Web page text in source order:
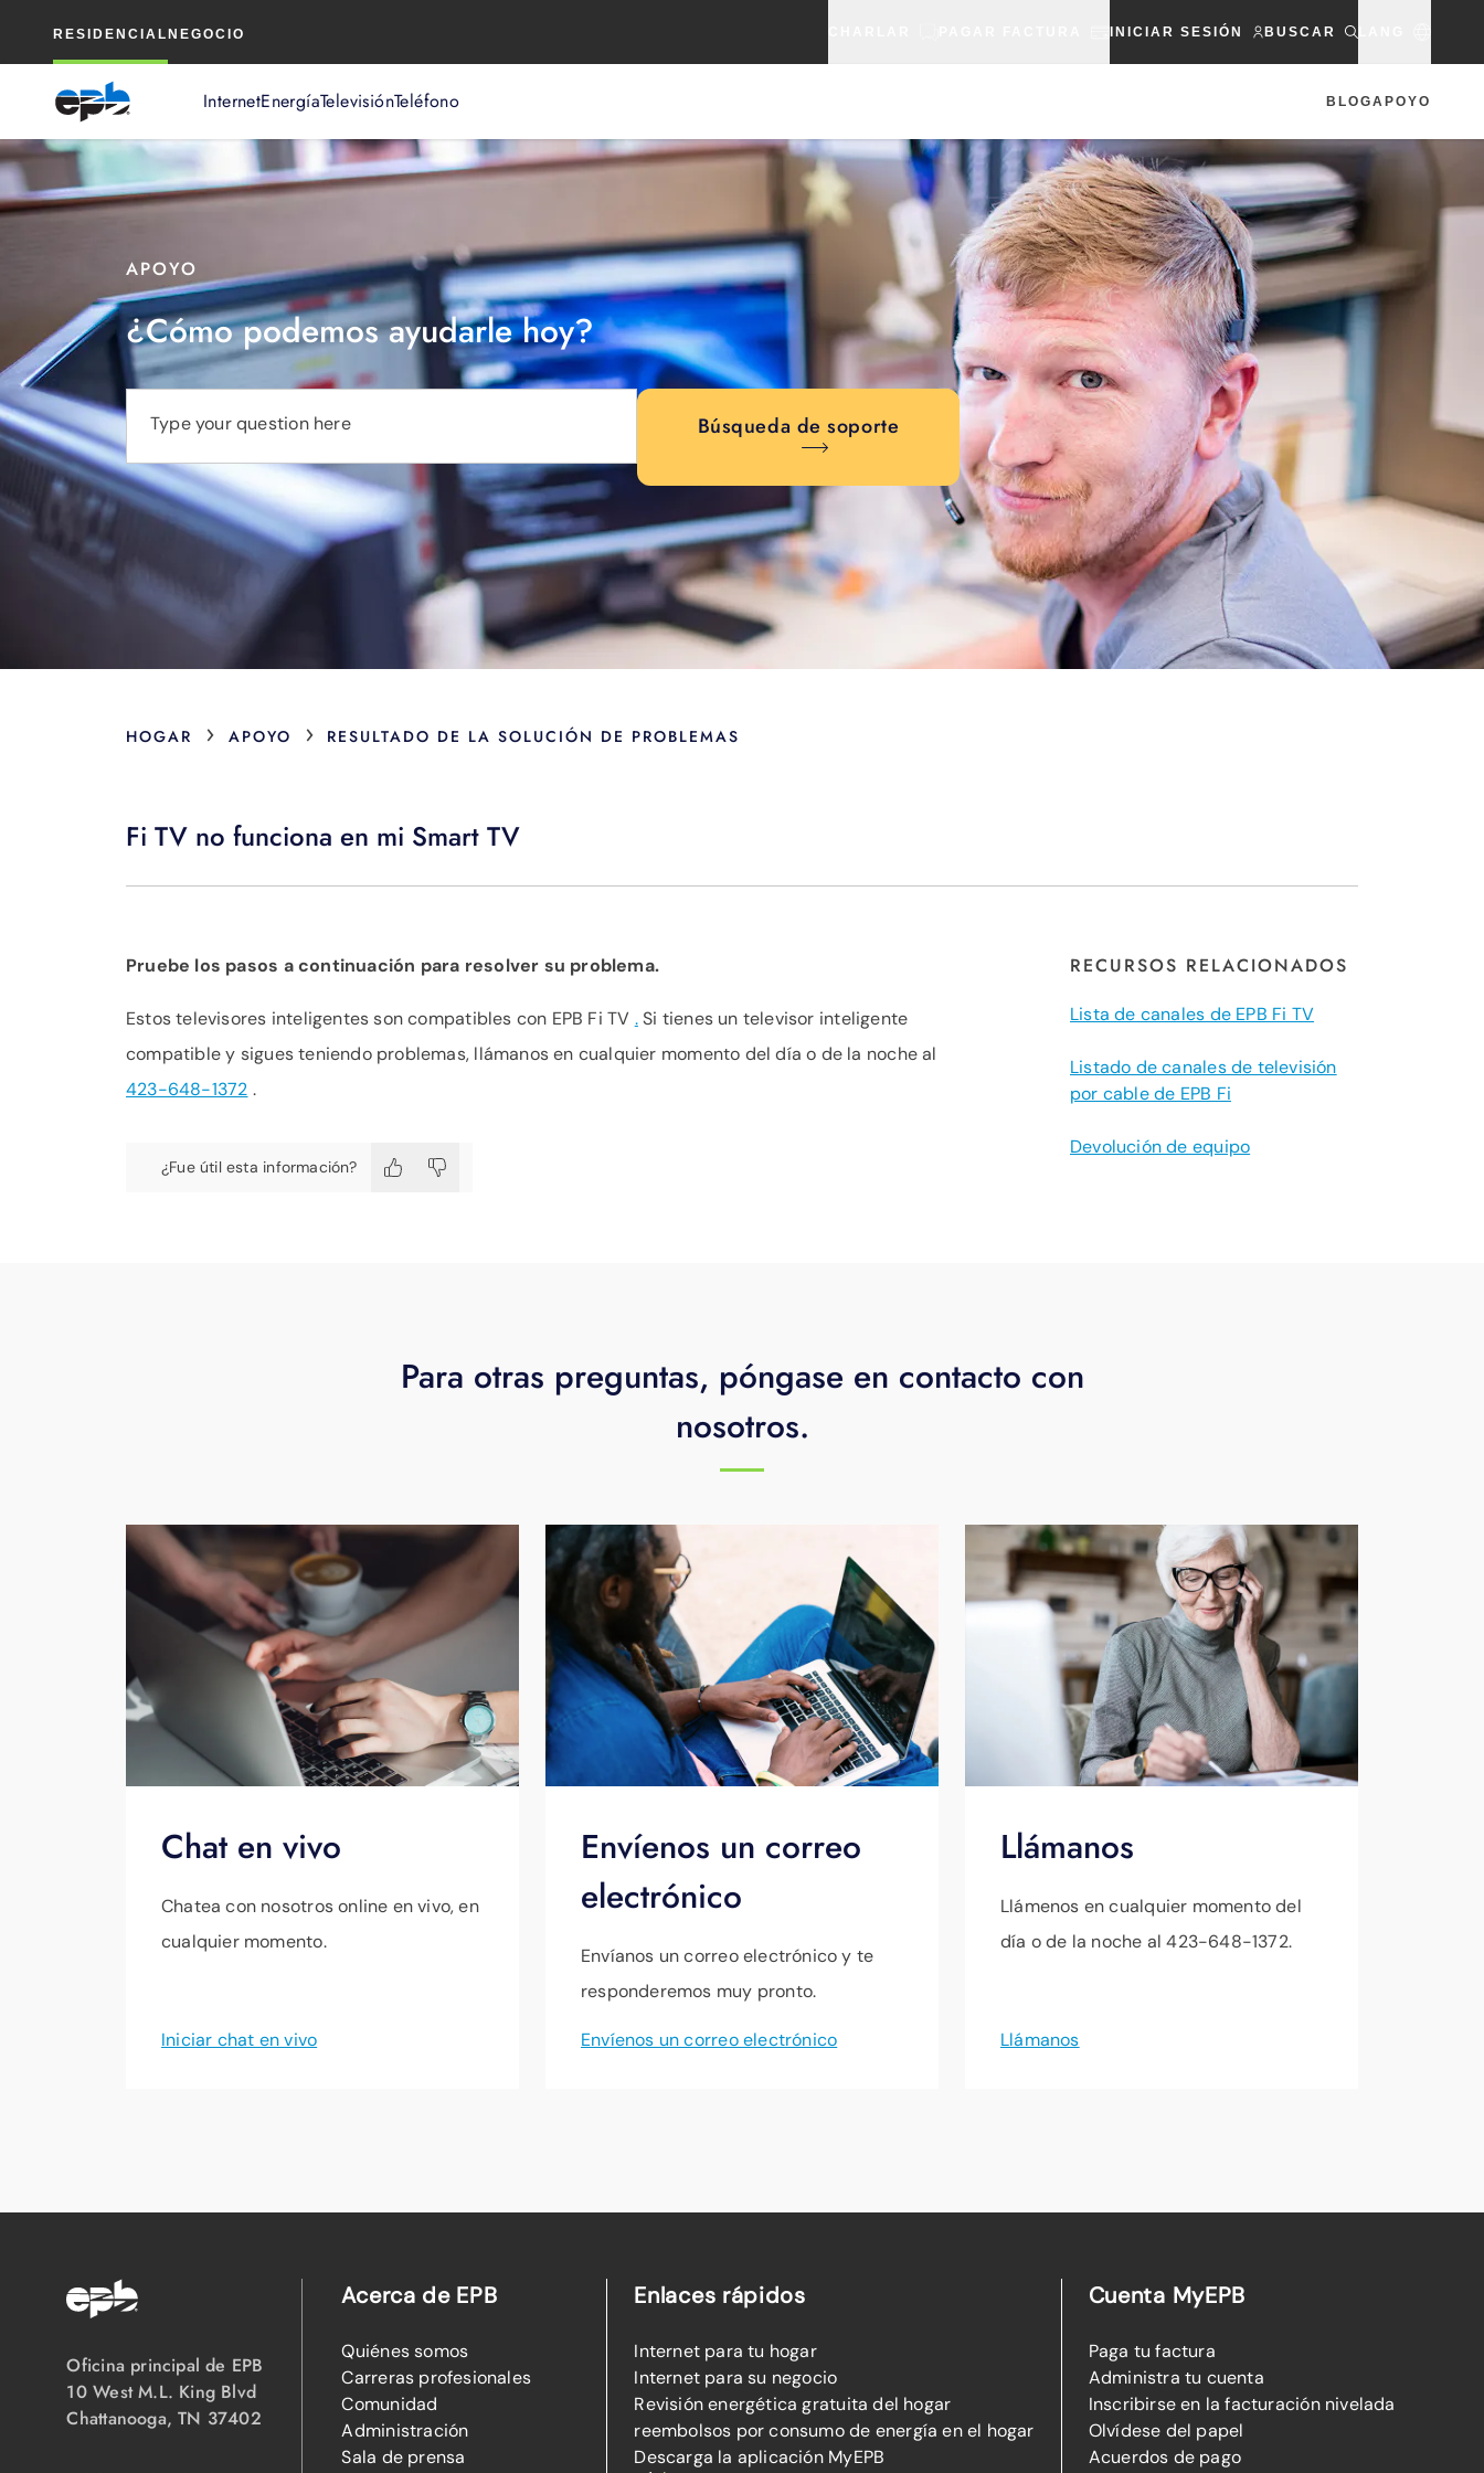
RESIDENCIAL NEGOCIO INICIAR SESIÓN BUSCAR
InternetEnergíaTelevisiónTeléfono BLOGAPOYO
principal
APOYO
¿Cómo podemos ayudarle hoy?
Type your question here Búsqueda de soporte
HOGAR › APOYO › RESULTADO DE LA SOLUCIÓN DE PROBLEMAS
Fi TV no funciona en mi Smart TV
Pruebe los pasos a continuación para resolver su problema.
Estos televisores inteligentes son compatibles con EPB Fi TV .Si tienes un televisor inteligente
compatible y sigues teniendo problemas, llámanos en cualquier momento del día o de la noche al
423-648-1372 .
¿Fue útil esta información?
RECURSOS RELACIONADOS
Lista de canales de EPB Fi TV
Listado de canales de televisión
por cable de EPB Fi
Devolución de equipo
Para otras preguntas, póngase en contacto con
nosotros.
Chat en vivo
Chatea con nosotros online en vivo, en
cualquier momento.
Iniciar chat en vivo
Envíenos un correo
electrónico
Envíanos un correo electrónico y te
responderemos muy pronto.
Envíenos un correo electrónico
Llámanos
Llámenos en cualquier momento del
día o de la noche al 423-648-1372.
Llámanos
Oficina principal de EPB
10 West M.L. King Blvd
Chattanooga, TN 37402
Acerca de EPB
Quiénes somos
Carreras profesionales
Comunidad
Administración
Sala de prensa
Enlaces rápidos
Internet para tu hogar
Internet para su negocio
Revisión energética gratuita del hogar
reembolsos por consumo de energía en el hogar
Descarga la aplicación MyEPB
Cuenta MyEPB
Paga tu factura
Administra tu cuenta
Inscribirse en la facturación nivelada
Olvídese del papel
Acuerdos de pago